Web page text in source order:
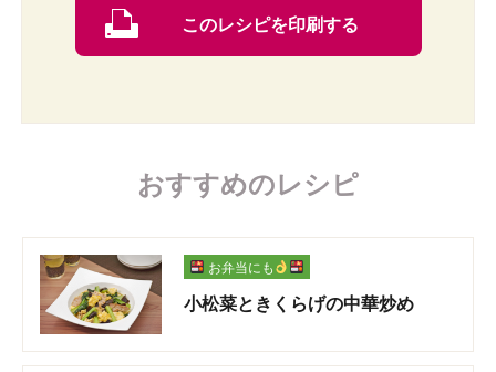
このレシピを印刷する
おすすめのレシピ
お弁当にも
小松菜ときくらげの中華炒め